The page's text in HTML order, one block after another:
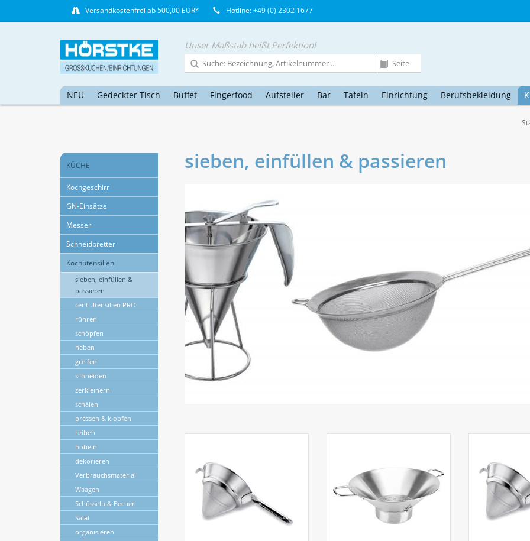
Versandkostenfrei ab 500,00 EUR* Hotline: +49 (0) 2302 1677
Unser Maßstab heißt Perfektion!
NEU Gedeckter Tisch Buffet Fingerfood Aufsteller Bar Tafeln Einrichtung Berufsbekleidung
KÜCHE
Kochgeschirr
GN-Einsätze
Messer
Schneidbretter
Kochutensilien
sieben, einfüllen &
passieren
cent Utensilien PRO
rühren
schöpfen
heben
greifen
schneiden
zerkleinern
schälen
pressen & klopfen
reiben
hobeln
dekorieren
Verbrauchsmaterial
Waagen
Schüsseln & Becher
Salat
organisieren
sieben, einfüllen & passieren